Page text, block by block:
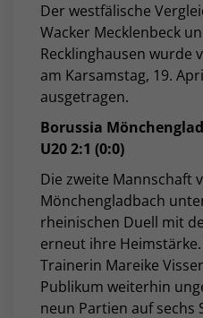
Der westfälische
Wacker Mecklenbeck
Recklinghausen wurde
am Karsamstag, 19.
ausgetragen.
Borussia
U20 2:1 (0:0)
Die zweite Mannschaft
Mönchengladbach
rheinischen Duell mit
erneut ihre
Trainerin Mareike
Publikum weiterhin
neun Partien auf sechs